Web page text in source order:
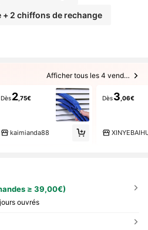
+ 2 chiffons de rechange
Afficher tous les 4 vendeurs
Dès2 ,75€
kaimianda88
Dès 3 ,06€
≥ 39,00€)
ouvrés